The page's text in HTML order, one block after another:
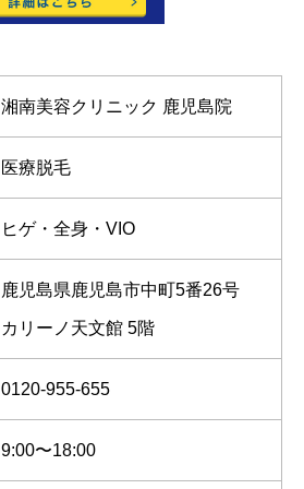
湘南美容クリニック 鹿児島院
医療脱毛
ヒゲ・全身・VIO
鹿児島県鹿児島市中町5番26号
カリーノ天文館 5階
0120-955-655
9:00〜18:00